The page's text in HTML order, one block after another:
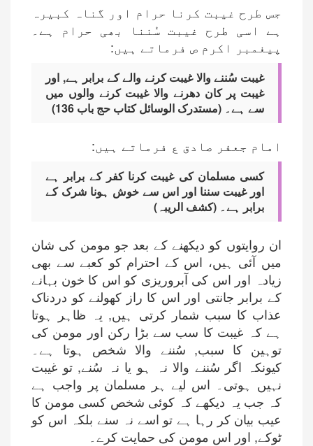
جس طرح غیبت کرنا حرام اور گناہ کبیرہ
ہے اسی طرح غیبت سُننا بھی حرام ہے۔
پیغمبر اکرم ص فرماتے ہیں:
غیبت سُننے والا غیبت کرنے والے کے برابر ہے, اور
غیبت پر کان دھرنے والا غیبت کرنے والوں میں
سے ہے۔ (مستدرک الوسائل کتاب حج باب 136)
امام جعفر صادق ع فرماتے ہیں:
کسی مسلمان کی غیبت کرنا کفر کے برابر ہے
اور غیبت سننا اور اس سے خوش ہونا شرک کے
برابر ہے۔ (کشف الریبہ)
ان روایتوں کو دیکھنے کے بعد جو مومن کی شان
میں آئی ہیں، اس کے احترام کو کعبے سے بھی
زیادہ اور اس کی آبروریزی کو اس کا خون بہانے
کے برابر جانتی اور اس کا راز کھولنے کو دردناک
عذاب کا سبب شمار کرتی ہیں, یہ ظاہر ہوتا
ہے کہ غیبت کا سب سے بڑا رکن اور مومن کی
توہین کا سبب, سُننے والا شخص ہوتا ہے۔
کیونکہ اگر سُننے والا نہ ہو یا نہ سُنے, تو غیبت
نہیں ہوتی۔ اس لیے ہر مسلمان پر واجب ہے
کہ جب یہ دیکھے کہ کوئی شخص کسی مومن کا
عیب بیان کر رہا ہے تو اسے نہ سنے بلکہ اس کو
ٹوکے, اور اس مومن کی حمایت کرے۔